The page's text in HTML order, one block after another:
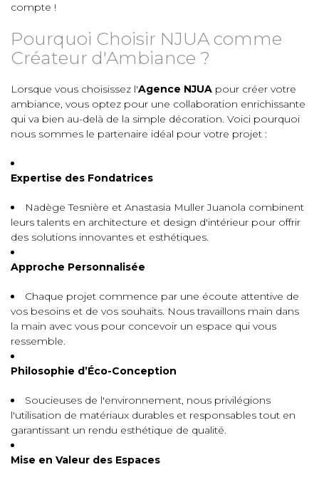
compte !
Pourquoi Choisir NJUA comme
Créateur d'Ambiance ?
Lorsque vous choisissez l'Agence NJUA pour créer votre
ambiance, vous optez pour une collaboration enrichissante
qui va bien au-delà de la simple décoration. Voici pourquoi
nous sommes le partenaire idéal pour votre projet :
Expertise des Fondatrices
Nadège Tesnière et Anastasia Muller Juanola combinent
leurs talents en architecture et design d'intérieur pour offrir
des solutions innovantes et esthétiques.
Approche Personnalisée
Chaque projet commence par une écoute attentive de
vos besoins et de vos souhaits. Nous travaillons main dans
la main avec vous pour concevoir un espace qui vous
ressemble.
Philosophie d’Éco-Conception
Soucieuses de l'environnement, nous privilégions
l'utilisation de matériaux durables et responsables tout en
garantissant un rendu esthétique de qualité.
Mise en Valeur des Espaces